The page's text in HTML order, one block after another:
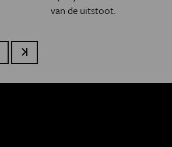
van de uitstoot.
pagina
Laatste pagina